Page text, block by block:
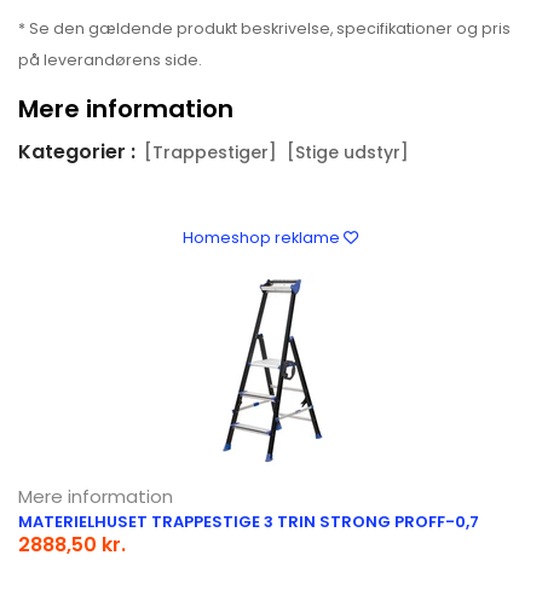
* Se den gældende produkt beskrivelse, specifikationer og pris
på leverandørens side.
Mere information
Kategorier : [Trappestiger] [Stige udstyr]
Homeshop reklame
Mere information
MATERIELHUSET TRAPPESTIGE 3 TRIN STRONG PROFF-0,7
2888,50 kr.